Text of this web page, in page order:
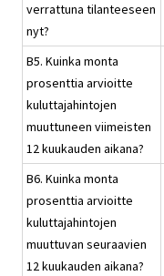
verrattuna tilanteeseen
nyt?
B5. Kuinka monta
prosenttia arvioitte
kuluttajahintojen
muuttuneen viimeisten
12 kuukauden aikana?
B6. Kuinka monta
prosenttia arvioitte
kuluttajahintojen
muuttuvan seuraavien
12 kuukauden aikana?